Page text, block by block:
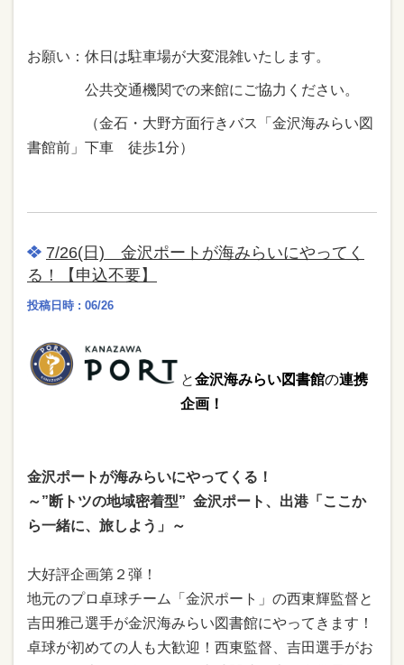
お願い：休日は駐車場が大変混雑いたします。
公共交通機関での来館にご協力ください。
（金石・大野方面行きバス「金沢海みらい図
書館前」下車 徒歩1分）
7/26(日) 金沢ポートが海みらいにやってく
る！【申込不要】
投稿日時 : 06/26
と金沢海みらい図書館の連携
企画！
金沢ポートが海みらいにやってくる！
～”断トツの地域密着型” 金沢ポート、出港「ここか
ら一緒に、旅しよう」～
大好評企画第２弾！
地元のプロ卓球チーム「金沢ポート」の西東輝監督と
吉田雅己選手が金沢海みらい図書館にやってきます！
卓球が初めての人も大歓迎！西東監督、吉田選手がお